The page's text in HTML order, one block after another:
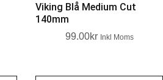
Viking Blå Medium Cut
140mm
99.00Kr Inkl Moms